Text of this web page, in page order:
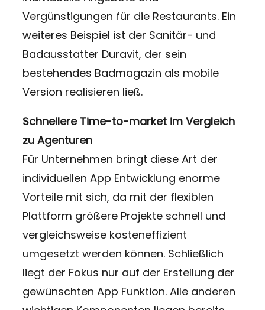
Vergünstigungen für die Restaurants. Ein
weiteres Beispiel ist der Sanitär- und
Badausstatter Duravit, der sein
bestehendes Badmagazin als mobile
Version realisieren ließ.
Schnellere Time-to-market im Vergleich
zu Agenturen
Für Unternehmen bringt diese Art der
individuellen App Entwicklung enorme
Vorteile mit sich, da mit der flexiblen
Plattform größere Projekte schnell und
vergleichsweise kosteneffizient
umgesetzt werden können. Schließlich
liegt der Fokus nur auf der Erstellung der
gewünschten App Funktion. Alle anderen